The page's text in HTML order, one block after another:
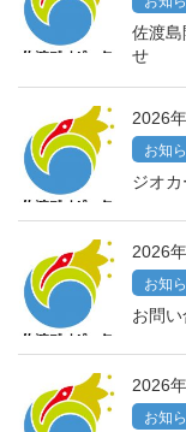
佐渡島
せ
2026
お知
ジオ
2026
お知
お問
2026
お知